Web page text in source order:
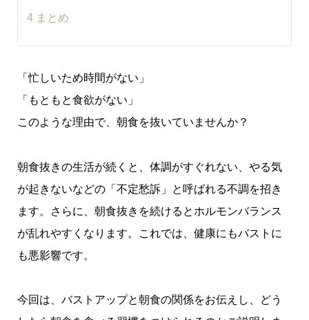
4 まとめ
「忙しいため時間がない」
「もともと食欲がない」
このような理由で、朝食を抜いていませんか？
朝食抜きの生活が続くと、体調がすぐれない、やる気
が起きないなどの「不定愁訴」と呼ばれる不調を招き
ます。さらに、朝食抜きを続けるとホルモンバランス
が乱れやすくなります。これでは、健康にもバストに
も悪影響です。
今回は、バストアップと朝食の関係をお伝えし、どう